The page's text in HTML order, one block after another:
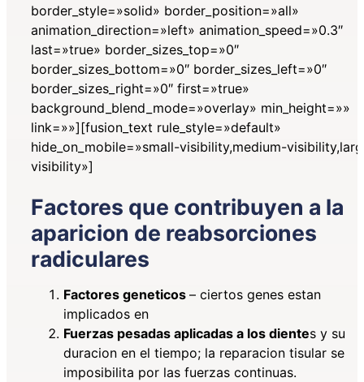
border_style=»solid» border_position=»all»
animation_direction=»left» animation_speed=»0.3″
last=»true» border_sizes_top=»0″
border_sizes_bottom=»0″ border_sizes_left=»0″
border_sizes_right=»0″ first=»true»
background_blend_mode=»overlay» min_height=»»
link=»»][fusion_text rule_style=»default»
hide_on_mobile=»small-visibility,medium-
visibility»]
Factores que contribuyen a la
aparicion de reabsorciones
radiculares
Factores geneticos – ciertos genes estan
implicados en
Fuerzas pesadas aplicadas a los dientes y su
duracion en el tiempo; la reparacion tisular se
imposibilita por las fuerzas continuas.